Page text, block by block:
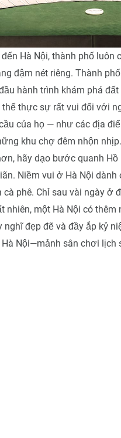
Hà Nội, thành phố luôn
đậm nét riêng. Thành
hành trình khám phá
thể thực sự rất vui đối với
của họ — như các địa
khu chợ đêm nhộn
hãy dạo bước quanh
Niềm vui ở Hà Nội
cà phê. Chỉ sau vài ngày ở
nhiên, một Hà Nội có
nghĩ đẹp đẽ và đầy ắp kỷ
Nội—mảnh sân chơi